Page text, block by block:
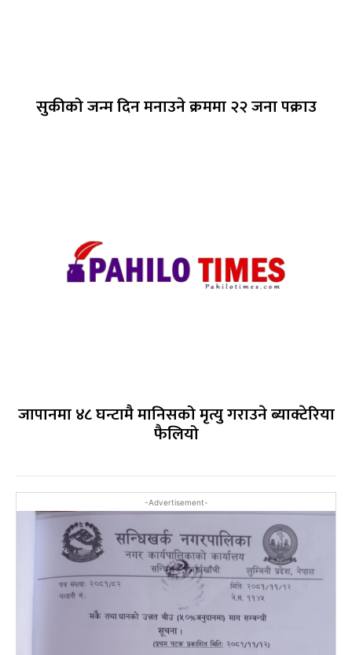
सुकीको जन्म दिन मनाउने क्रममा २२ जना पक्राउ
जापानमा ४८ घन्टामै मानिसको मृत्यु गराउने ब्याक्टेरिया
फैलियो
-Advertisement-